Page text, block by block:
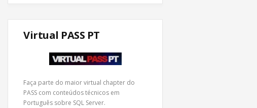
Virtual PASS PT
Faça parte do maior virtual chapter do
PASS com conteúdos técnicos em
Português sobre SQL Server.